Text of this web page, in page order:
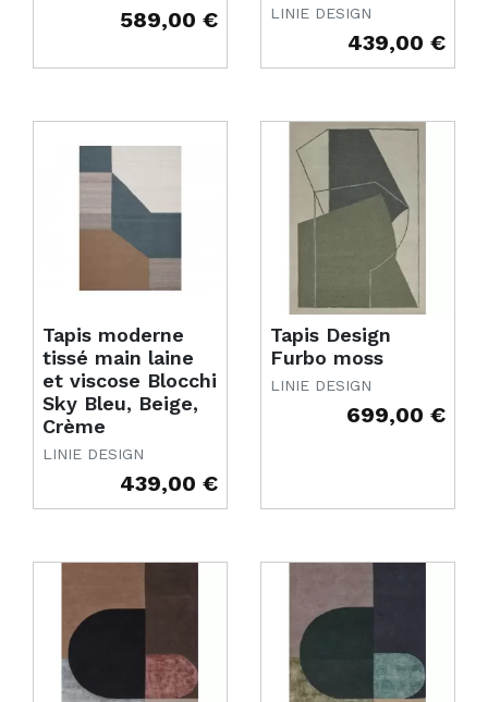
589,00 € LINIE DESIGN
439,00 €
Tapis moderne
tissé main laine
et viscose Blocchi
Sky Bleu, Beige,
Crème
LINIE DESIGN
439,00 €
Tapis Design
Furbo moss
LINIE DESIGN
699,00 €